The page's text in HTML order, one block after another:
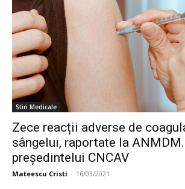
Stiri Medicale
Zece reacții adverse de
sângelui, raportate la
președintelui CNCAV
Mateescu Cristi - 16/03/2021